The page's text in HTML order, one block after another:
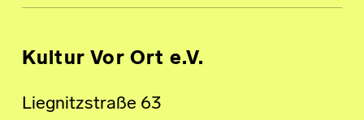
Kultur Vor Ort e.V.
Liegnitzstraße 63